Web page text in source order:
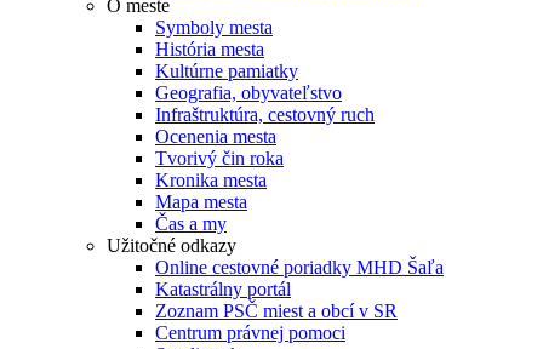
O meste
Symboly mesta
História mesta
Kultúrne pamiatky
Geografia, obyvateľstvo
Infraštruktúra, cestovný ruch
Ocenenia mesta
Tvorivý čin roka
Kronika mesta
Mapa mesta
Čas a my
Užitočné odkazy
Online cestovné poriadky MHD Šaľa
Katastrálny portál
Zoznam PSČ miest a obcí v SR
Centrum právnej pomoci